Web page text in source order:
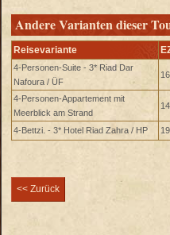
Andere Varianten dieser
Reisevariante
4-Personen-Suite - 3* Riad Dar
Nafoura / ÜF
4-Personen-Appartement mit
Meerblick am Strand
4-Bettzi. - 3* Hotel Riad Zahra / HP
<< Zurück